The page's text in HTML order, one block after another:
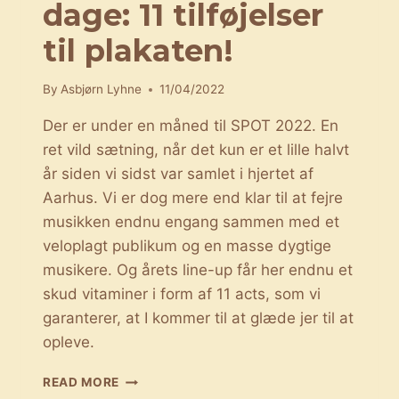
dage: 11 tilføjelser
til plakaten!
By Asbjørn Lyhne 11/04/2022
Der er under en måned til SPOT 2022. En
ret vild sætning, når det kun er et lille halvt
år siden vi sidst var samlet i hjertet af
Aarhus. Vi er dog mere end klar til at fejre
musikken endnu engang sammen med et
veloplagt publikum og en masse dygtige
musikere. Og årets line-up får her endnu et
skud vitaminer i form af 11 acts, som vi
garanterer, at I kommer til at glæde jer til at
opleve.
READ MORE ROCKEN